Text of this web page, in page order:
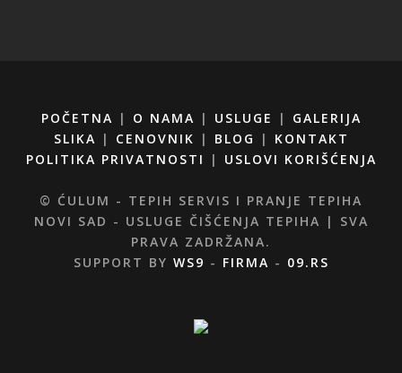
POČETNA | O NAMA | USLUGE | GALERIJA
SLIKA | CENOVNIK | BLOG | KONTAKT
POLITIKA PRIVATNOSTI
| USLOVI KORIŠĆENJA
© ĆULUM - TEPIH SERVIS I PRANJE TEPIHA
NOVI SAD - USLUGE ČIŠĆENJA TEPIHA | SVA
PRAVA ZADRŽANA.
SUPPORT BY WS9 - FIRMA - 09.RS